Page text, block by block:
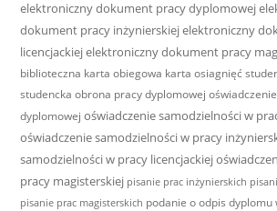
elektroniczny dokument pracy dyplomowej
dokument pracy inżynierskiejelektroniczny
licencjackiejelektroniczny dokument pracy
biblioteczna karta obiegowa karta osiagnięć
studencka obrona pracy dyplomowej
dyplomowej oświadczenie samodzielności w
oświadczenie samodzielności w pracy
samodzielności w pracy licencjackiej
pracy magisterskiej pisanie prac inżynierskich
pisanie prac magisterskich podanie o odpis dyplomu